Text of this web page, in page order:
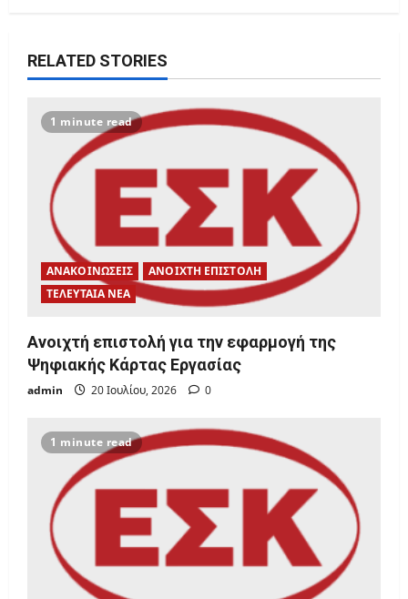
i
g
o
n
RELATED STORIES
1 minute read
ΑΝΑΚΟΙΝΩΣΕΙΣ
ΑΝΟΙΧΤΗ ΕΠΙΣΤΟΛΗ
ΤΕΛΕΥΤΑΙΑ ΝΕΑ
Ανοιχτή επιστολή για την εφαρμογή της
Ψηφιακής Κάρτας Εργασίας
admin 20 Ιουλίου, 2026 0
1 minute read